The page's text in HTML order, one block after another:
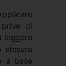
di
leggera
stesura
a base